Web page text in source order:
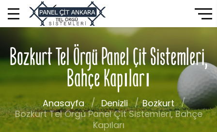
Bozkurt Tel Örgü Panel Çit Sistemleri,
Bahçe Kapıları
Anasayfa Denizli
Bozkurt
Bozkurt Tel Örgü Panel Çit Sistemleri, Bahçe
Kapıları